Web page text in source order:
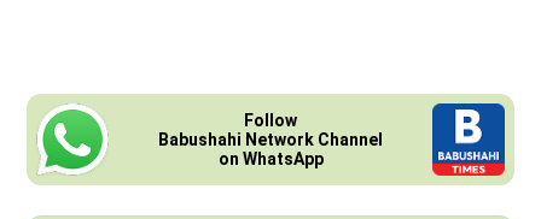
Follow
Babushahi Network Channel
on WhatsApp